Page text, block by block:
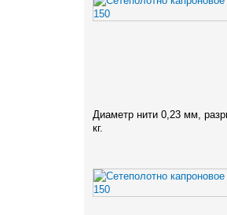
Диаметр нити 0,23 мм,
кг.